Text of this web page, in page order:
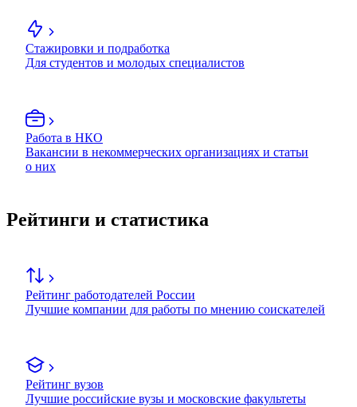
Стажировки и подработка
Для студентов и молодых специалистов
Работа в НКО
Вакансии в некоммерческих организациях и статьи
о них
Рейтинги и статистика
Рейтинг работодателей России
Лучшие компании для работы по мнению соискателей
Рейтинг вузов
Лучшие российские вузы и московские факультеты